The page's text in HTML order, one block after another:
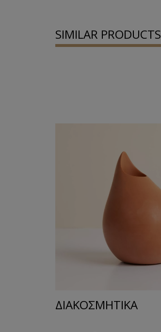
SIMILAR PRODUCTS
ΔΙΑΚΟΣΜΗΤΙΚA